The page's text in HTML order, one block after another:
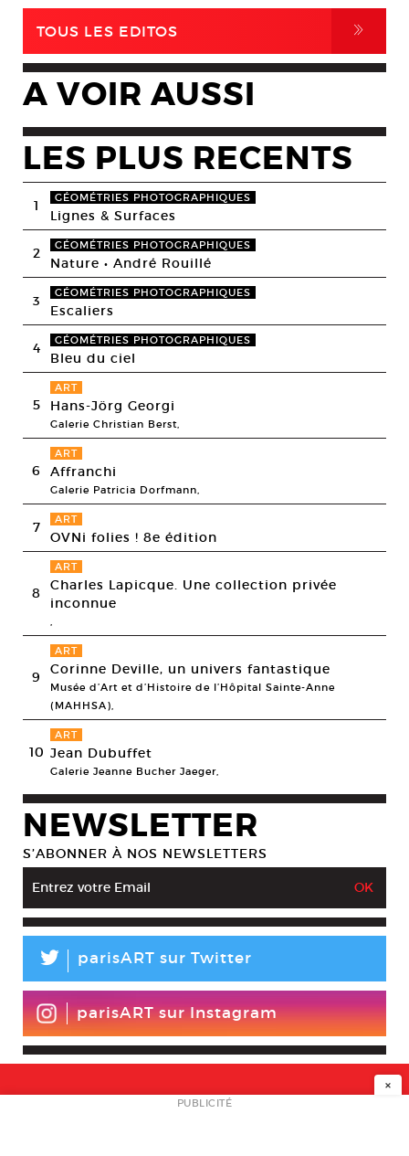
TOUS LES EDITOS ,
A VOIR AUSSI
LES PLUS RECENTS
1 GÉOMÉTRIES PHOTOGRAPHIQUES
Lignes & Surfaces
2 GÉOMÉTRIES PHOTOGRAPHIQUES
Nature • André Rouillé
3 GÉOMÉTRIES PHOTOGRAPHIQUES
Escaliers
4 GÉOMÉTRIES PHOTOGRAPHIQUES
Bleu du ciel
5
ART
Hans-Jörg Georgi
Galerie Christian Berst,
6
ART
Affranchi
Galerie Patricia Dorfmann,
7 ART
OVNi folies ! 8e édition
8
ART
Charles Lapicque. Une collection privée
inconnue
9
ART
Corinne Deville, un univers fantastique
Musée d’Art et d’Histoire de l’Hôpital Sainte-Anne
(MAHHSA),
10
ART
Jean Dubuffet
Galerie Jeanne Bucher Jaeger,
NEWSLETTER
S’ABONNER À NOS NEWSLETTERS
L parisART sur Twitter
parisART sur Instagram
NEWSLETTER
×
PUBLICITÉ